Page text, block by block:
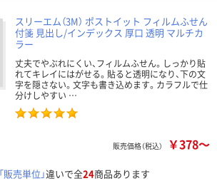
スリーエム（3M） ポストイット フィルムふせん
付箋 見出し/インデックス 厚口 透明 マルチカ
ラー
丈夫でやぶれにくい、フィルムふせん。しっかり貼
れてキレイにはがせる。貼ると透明になり、下の文
字を隠さない。文字も書き込めます。カラフルで仕
分けしやすい …
販売価格（税込） ￥378～
販売単位」違いで全24商品あります